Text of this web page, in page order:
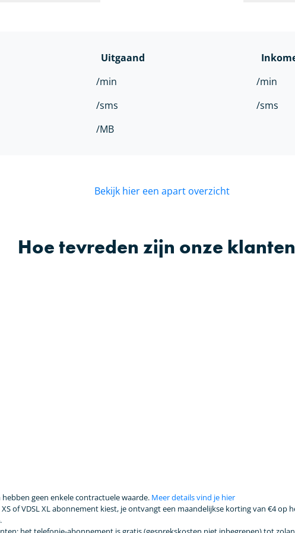
Uitgaand
/min
/min
/sms
/sms
/MB
Bekijk hier een apart overzicht
Hoe tevreden zijn onze
geen enkele contractuele waarde. Meer details vind je hier
of VDSL XL abonnement kiest, je ontvangt een maandelijkse korting van €4 op